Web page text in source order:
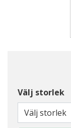
Välj storlek
Välj storlek